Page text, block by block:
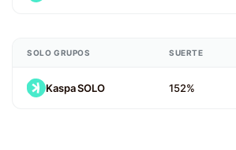
SOLO GRUPOS SUERTE
Kaspa SOLO 152%